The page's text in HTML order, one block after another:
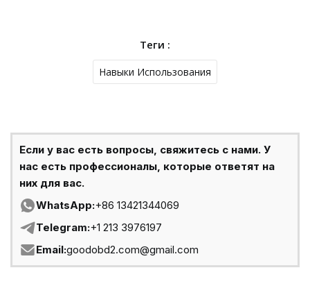
Теги :
Навыки Использования
Если у вас есть вопросы, свяжитесь с нами. У
нас есть профессионалы, которые ответят на
них для вас.
WhatsApp:+86 13421344069
Telegram:+1 213 3976197
Email:goodobd2.com@gmail.com